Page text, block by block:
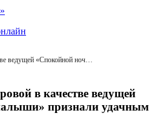
Дебют Оксаны Федоровой в качестве ведущей «Спокойной ночи, малыши» признали удачным
в качестве ведущей
признали удачным